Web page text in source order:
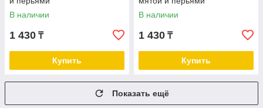
В наличии
1 430 ₸
Купить
В наличии
1 430 ₸
Купить
Показать ещё